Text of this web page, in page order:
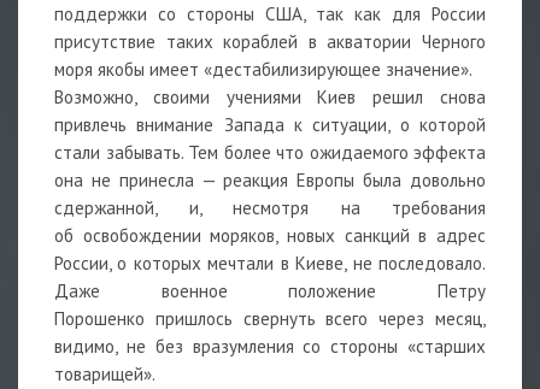
поддержки со стороны США, так как для России
присутствие таких кораблей в акватории Черного
моря якобы имеет «дестабилизирующее значение».
Возможно, своими учениями Киев решил снова
привлечь внимание Запада к ситуации, о которой
стали забывать. Тем более что ожидаемого эффекта
она не принесла — реакция Европы была довольно
сдержанной, и, несмотря на требования
об освобождении моряков, новых санкций в адрес
России, о которых мечтали в Киеве, не последовало.
Даже военное положение Петру
Порошенко пришлось свернуть всего через месяц,
видимо, не без вразумления со стороны «старших
товарищей».